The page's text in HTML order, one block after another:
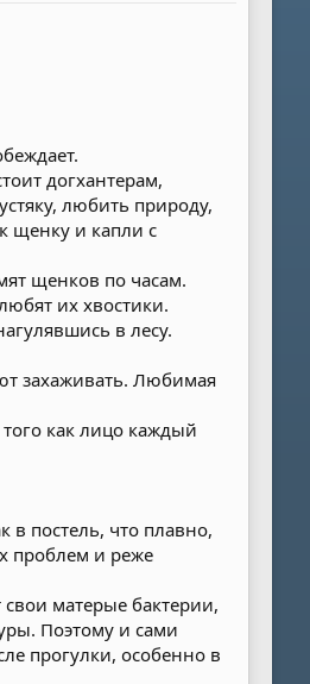
догхантерам,
любить природу,
щенку и капли с
щенков по часам.
их хвостики.
в лесу.
захаживать. Любимая
как лицо каждый
в постель, что плавно,
проблем и реже
матерые бактерии,
Поэтому и сами
прогулки, особенно в